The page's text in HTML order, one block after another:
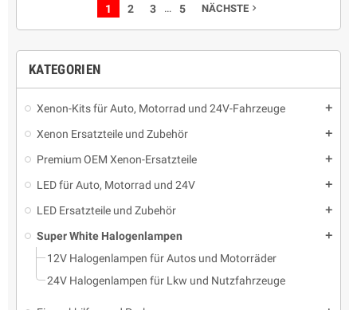
KATEGORIEN
Xenon-Kits für Auto, Motorrad und 24V-Fahrzeuge add
Xenon Ersatzteile und Zubehör add
Premium OEM Xenon-Ersatzteile add
LED für Auto, Motorrad und 24V add
LED Ersatzteile und Zubehör add
Super White Halogenlampen add
12V Halogenlampen für Autos und Motorräder
24V Halogenlampen für Lkw und Nutzfahrzeuge
1
2 3 … 5 NÄCHSTE navigate_next